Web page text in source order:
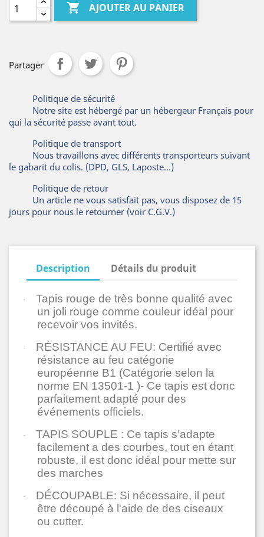
 AJOUTER AU PANIER
Partager
Politique de sécurité
Notre site est hébergé par un hébergeur Français pour
qui la sécurité passe avant tout.
Politique de transport
Nous travaillons avec différents transporteurs suivant
le gabarit du colis. (DPD, GLS, Laposte...)
Politique de retour
Un article ne vous satisfait pas, vous disposez de 15
jours pour nous le retourner (voir C.G.V.)
Description Détails du produit
·
Tapis rouge de très bonne qualité avec
un joli rouge comme couleur idéal pour
recevoir vos invités.
·
RÉSISTANCE AU FEU: Certifié avec
résistance au feu catégorie
européenne B1 (Catégorie selon la
norme EN 13501-1 )- Ce tapis est donc
parfaitement adapté pour des
événements officiels.
·
TAPIS SOUPLE : Ce tapis s’adapte
facilement a des courbes, tout en étant
robuste, il est donc idéal pour mette sur
des marches
·
DÉCOUPABLE: Si nécessaire, il peut
être découpé à l'aide de des ciseaux
ou cutter.